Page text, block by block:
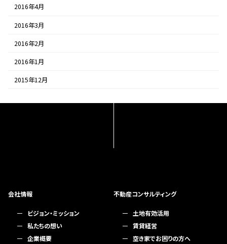
2016年4月
2016年3月
2016年2月
2016年1月
2015年12月
会社情報
ビジョン・ミッション
私たちの想い
企業概要
不動産コンサルティング
土地有効活用
賃貸経営
空き家でお困りの方へ